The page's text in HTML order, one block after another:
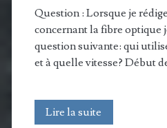
Question : Lorsque je
concernant la fibre optique
question suivante: qui
et à quelle vitesse? Début
Lire la suite